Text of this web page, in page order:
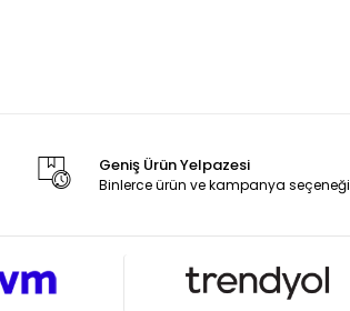
Geniş Ürün Yelpazesi
Binlerce ürün ve kampanya seçeneği